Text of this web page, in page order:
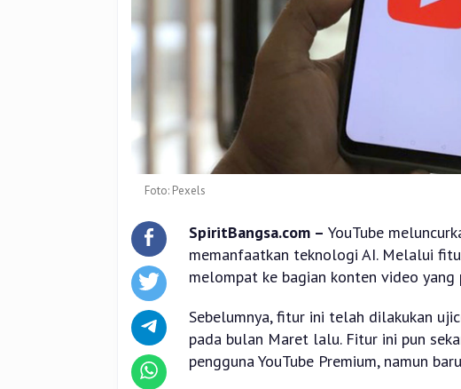
Foto: Pexels
SpiritBangsa.com – YouTube
memanfaatkan teknologi AI. Melalui
melompat ke bagian konten video yang
Sebelumnya, fitur ini telah dilakukan
pada bulan Maret lalu. Fitur ini pun
pengguna YouTube Premium, namun